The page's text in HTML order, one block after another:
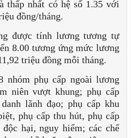
thấp nhất có hệ số 1.35 với
đồng/tháng.
được tính lương tương tự
8.00 tương ứng mức lương
triệu đồng mỗi tháng.
nhóm phụ cấp ngoài lương
niên vượt khung; phụ cấp
lãnh đạo; phụ cấp khu
phụ cấp thu hút, phụ cấp
hại, nguy hiểm; các chế